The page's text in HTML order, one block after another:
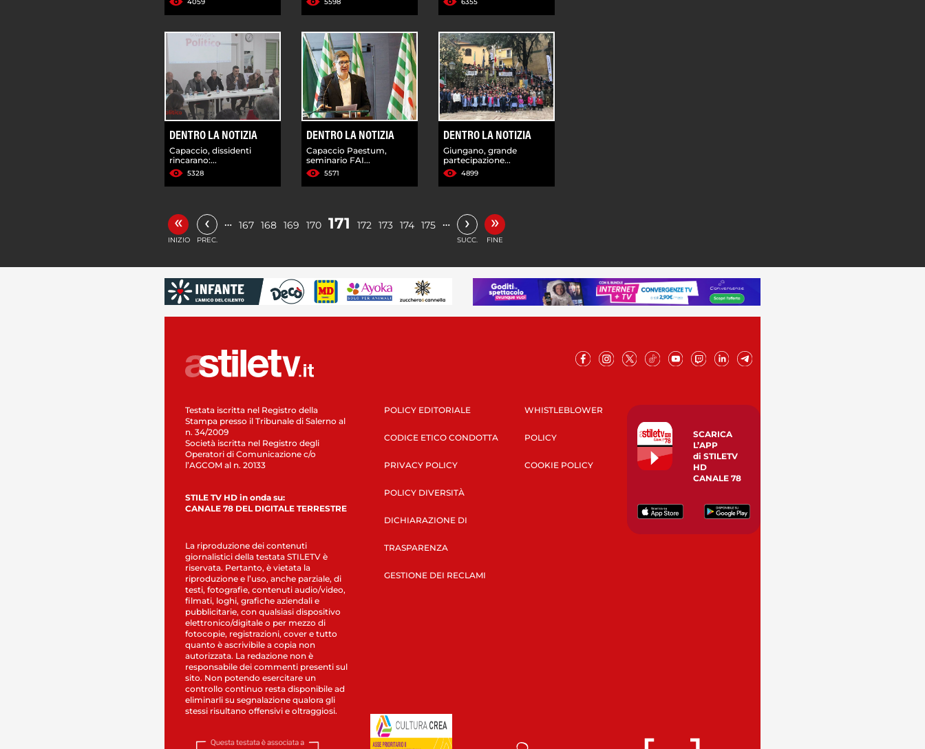
DENTRO LA NOTIZIA
Capaccio, dissidenti
rincarano:...
5328
DENTRO LA NOTIZIA
Capaccio Paestum,
seminario FAI...
5571
DENTRO LA NOTIZIA
Giungano, grande
partecipazione...
4899
«
INIZIO
‹
PREC.
… 167 168 169 170 171 172 173 174 175 … ›
SUCC.
»
FINE
Testata iscritta nel Registro della
Stampa presso il Tribunale di Salerno al
n. 34/2009
Società iscritta nel Registro degli
Operatori di Comunicazione c/o
l’AGCOM al n. 20133
STILE TV HD in onda su:
CANALE 78 DEL DIGITALE TERRESTRE
La riproduzione dei contenuti
giornalistici della testata STILETV è
riservata. Pertanto, è vietata la
riproduzione e l’uso, anche parziale, di
testi, fotografie, contenuti audio/video,
filmati, loghi, grafiche aziendali e
pubblicitarie, con qualsiasi dispositivo
elettronico/digitale o per mezzo di
fotocopie, registrazioni, cover e tutto
quanto è ascrivibile a copia non
autorizzata. La redazione non è
responsabile dei commenti presenti sul
sito. Non potendo esercitare un
controllo continuo resta disponibile ad
eliminarli su segnalazione qualora gli
stessi risultano offensivi e oltraggiosi.
POLICY EDITORIALE
CODICE ETICO CONDOTTA
PRIVACY POLICY
POLICY DIVERSITÀ
DICHIARAZIONE DI
TRASPARENZA
GESTIONE DEI RECLAMI
WHISTLEBLOWER
POLICY
COOKIE POLICY
SCARICA
L’APP
di STILETV
HD
CANALE 78